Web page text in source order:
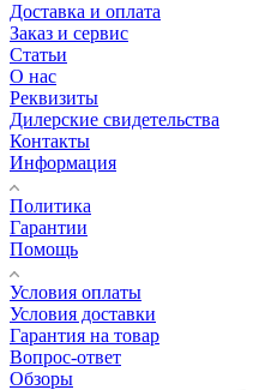
Доставка и оплата
Заказ и сервис
Статьи
О нас
Реквизиты
Дилерские свидетельства
Контакты
Информация
Политика
Гарантии
Помощь
Условия оплаты
Условия доставки
Гарантия на товар
Вопрос-ответ
Обзоры